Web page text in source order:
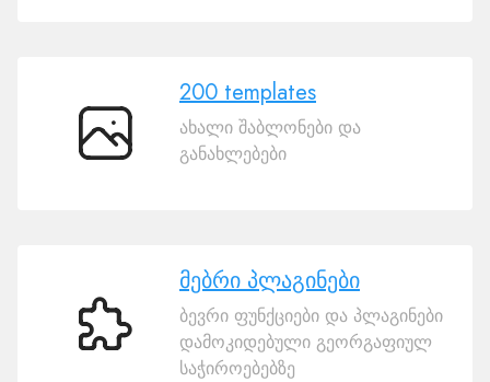
200
200 templates
ახალი შაბლონები და
განახლებები
მებრი
პლაგინები
მებრი პლაგინები
ბევრი ფუნქციები და პლაგინები
დამოკიდებული გეორგაფიულ
საჭიროებებზე